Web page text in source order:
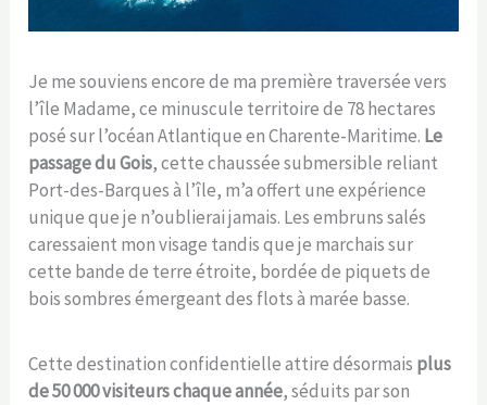
Je me souviens encore de ma première traversée vers
l’île Madame, ce minuscule territoire de 78 hectares
posé sur l’océan Atlantique en Charente-Maritime. Le
passage du Gois, cette chaussée submersible reliant
Port-des-Barques à l’île, m’a offert une expérience
unique que je n’oublierai jamais. Les embruns salés
caressaient mon visage tandis que je marchais sur
cette bande de terre étroite, bordée de piquets de
bois sombres émergeant des flots à marée basse.
Cette destination confidentielle attire désormais plus
de 50 000 visiteurs chaque année, séduits par son